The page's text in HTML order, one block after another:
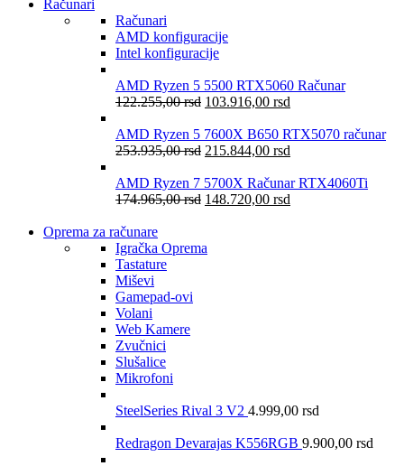
Računari
Računari
AMD konfiguracije
Intel konfiguracije
AMD Ryzen 5 5500 RTX5060 Računar
122.255,00rsd 103.916,00 rsd
AMD Ryzen 5 7600X B650 RTX5070 računar
253.935,00rsd 215.844,00 rsd
AMD Ryzen 7 5700X Računar RTX4060Ti
174.965,00rsd 148.720,00 rsd
Oprema za računare
Igračka Oprema
Tastature
Miševi
Gamepad-ovi
Volani
Web Kamere
Zvučnici
Slušalice
Mikrofoni
SteelSeries Rival 3 V2 4.999,00 rsd
Redragon Devarajas K556RGB 9.900,00 rsd